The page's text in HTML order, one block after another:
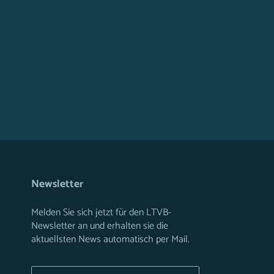
Newsletter
Melden Sie sich jetzt für den LTVB-
Newsletter an und erhalten sie die
aktuellsten News automatisch per Mail.